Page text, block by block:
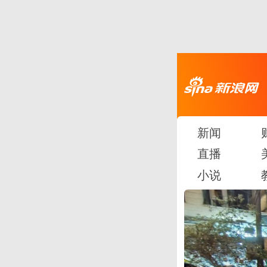
新闻
直播
小说